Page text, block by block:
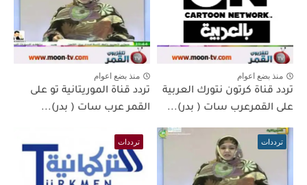
منذ بضع اعوام
تردد قناة كرتون نتورك العربية
على القمرعرب سات ( بدر)...
منذ بضع اعوام
تردد قناة الموريتانية تو على
القمر عرب سات ( بدر)...
ترددات ترددات